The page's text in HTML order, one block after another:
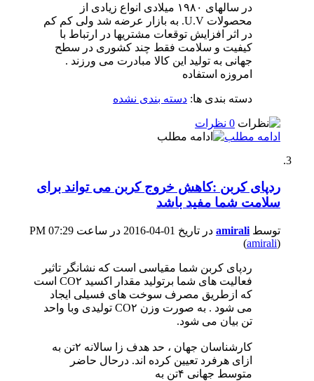
در سالهای ١٩٨٠ میلادی انواع زیادی از
محصولات U.V. به بازار عرضه شد ولی کم کم
در اثر افزایش توقعات مشتریها در ارتباط با
کیفیت و سلامت فقط چند کشوری در سطح
جهانی به تولید این کالا مبادرت می ورزند .
امروزه استفاده
دسته بندی ها: دسته بندی نشده
0 نظرات
ادامه مطلب
ردپای کربن :کاهش خروج کربن می تواند برای
سلامت شما مفید باشد
توسط amirali
در تاریخ 01-04-2016 در ساعت 07:29 PM
(amirali)
ردپای کربن شما مقیاسی است که نشانگر تاثیر
فعالیت های شما برتولید مقدار اکسید CO۲ است
که ازطریق مصرف سوخت های فسیلی ایجاد
می شود . به صورت وزن CO۲ تولیدی وبا واحد
تن بیان می شود.
کارشناسان جهان ، حد هدف زا سالانه ۲تن به
ازای هرفرد تعیین کرده اند. درحال حاضر
متوسط جهانی ۴تن به